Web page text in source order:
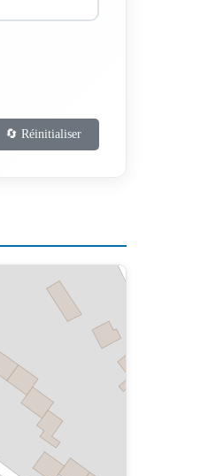
🔄 Réinitialiser